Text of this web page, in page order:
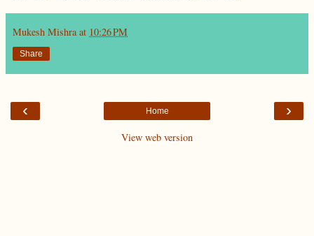
Mukesh Mishra at 10:26 PM
Share
‹ ›
Home
View web version